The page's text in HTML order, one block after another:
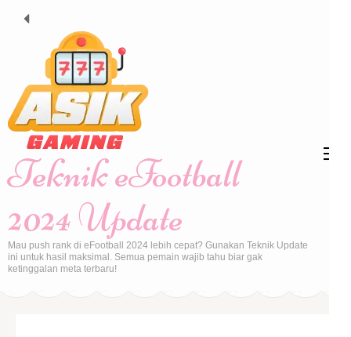
Enter)
Teknik eFootball
2024 Update
Mau push rank di eFootball 2024 lebih cepat? Gunakan Teknik Update
ini untuk hasil maksimal. Semua pemain wajib tahu biar gak
ketinggalan meta terbaru!